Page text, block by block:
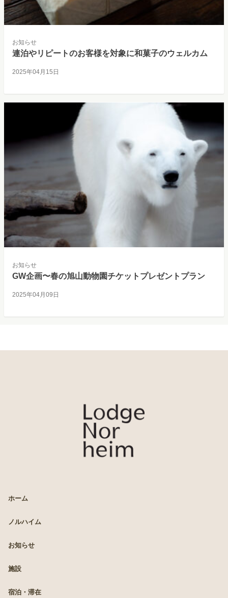
お知らせ
連泊やリピートのお客様を対象に和菓子のウェルカム
2025年04月15日
お知らせ
GW企画〜春の旭山動物園チケットプレゼントプラン
2025年04月09日
ホーム
ノルハイム
お知らせ
施設
宿泊・滞在